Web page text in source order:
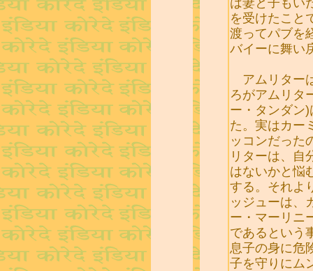
を受けたこと
渡ってパブを
バイーに舞い
アムリター
ろがアムリタ
ー・タンダン
た。実はカー
ッコンだった
リターは、自
はないかと悩
する。それよ
ッジューは、
ー・マーリニ
であるという
息子の身に危
子を守りにム